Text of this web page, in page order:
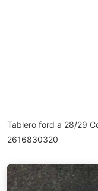
Tablero ford a 28/29
2616830320